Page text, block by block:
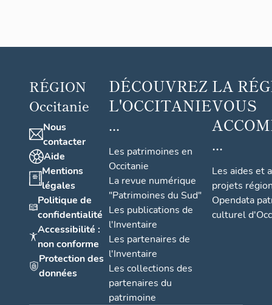
RÉGION
Occitanie
Nous
contacter
Aide
Mentions
légales
Politique de
confidentialité
Accessibilité :
non conforme
Protection des
données
DÉCOUVREZ
L'OCCITANIE
...
Les patrimoines en
Occitanie
La revue numérique
"Patrimoines du Sud"
Les publications de
l'Inventaire
Les partenaires de
l'Inventaire
Les collections des
partenaires du
patrimoine
LA
VOUS
...
Les aides et
projets
Opendata
culturel